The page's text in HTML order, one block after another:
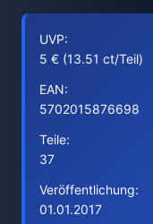
UVP:
5 € (13.51 ct/Teil)
EAN:
5702015876698
Teile:
37
Veröffentlichung:
01.01.2017